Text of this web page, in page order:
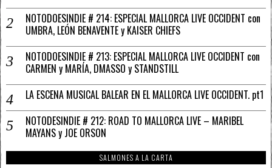
NOTODOESINDIE # 214: ESPECIAL MALLORCA LIVE OCCIDENT con
UMBRA, LEÓN BENAVENTE y KAISER CHIEFS
NOTODOESINDIE # 213: ESPECIAL MALLORCA LIVE OCCIDENT con
CARMEN y MARÍA, DMASSO y STANDSTILL
LA ESCENA MUSICAL BALEAR EN EL MALLORCA LIVE OCCIDENT. pt1
NOTODESINDIE # 212: ROAD TO MALLORCA LIVE – MARIBEL
MAYANS y JOE ORSON
SALMONES A LA CARTA